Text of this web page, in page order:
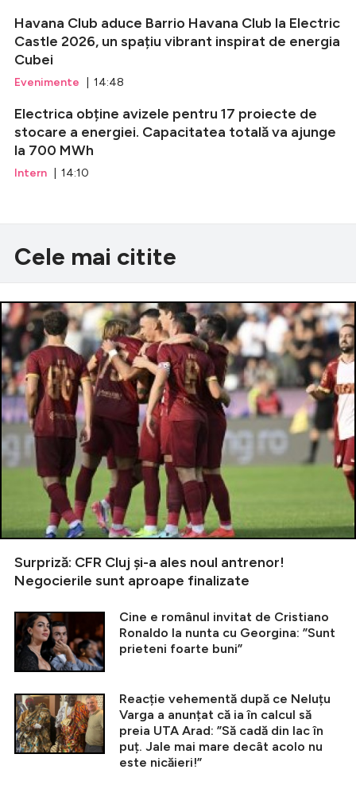
Havana Club aduce Barrio Havana Club la Electric
Castle 2026, un spațiu vibrant inspirat de energia
Cubei
Evenimente | 14:48
Electrica obține avizele pentru 17 proiecte de
stocare a energiei. Capacitatea totală va ajunge
la 700 MWh
Intern | 14:10
Cele mai citite
Surpriză: CFR Cluj și-a ales noul antrenor!
Negocierile sunt aproape finalizate
Cine e românul invitat de Cristiano
Ronaldo la nunta cu Georgina: ”Sunt
prieteni foarte buni”
Reacție vehementă după ce Neluțu
Varga a anunțat că ia în calcul să
preia UTA Arad: ”Să cadă din lac în
puț. Jale mai mare decât acolo nu
este nicăieri!”